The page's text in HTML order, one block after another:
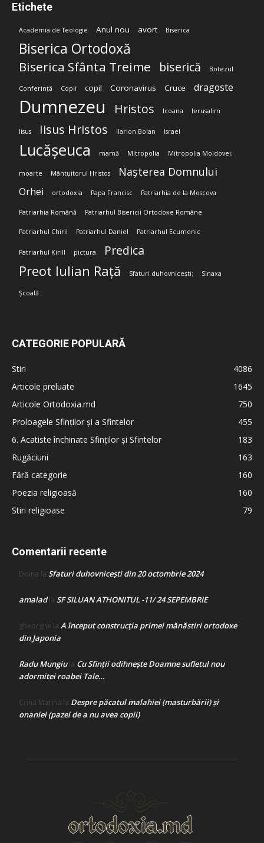
Etichete
Academia de Teologie Anul nou avort Biserica
Biserica Ortodoxă
Biserica Sfânta Treime biserică Botezul
Conferință Copii copil Coronavirus Cruce dragoste
Dumnezeu Hristos Icoana Ierusalim
Iisus Iisus Hristos Ilarion Boian Israel
Lucășeuca mamă Mitropolia Mitropolia Moldovei;
moarte Mântuitorul Hristos Nașterea Domnului
Orhei ortodoxia Papa Francisc Patriarhia de la Moscova
Patriarhia Română Patriarhul Bisericii Ortodoxe Române
Patriarhul Chiril Patriarhul Daniel Patriarhul Ecumenic
Patriarhul Kirill pictura Predica
Preot Iulian Rață Sfaturi duhovnicești; Sinaxa
Școală
CATEGORIE POPULARĂ
Stiri
4086
Articole preluate
1645
Articole Ortodoxia.md
750
Proloagele Sfinților și a Sfintelor
455
6. Acatiste închinate Sfinților și Sfintelor
183
Rugăciuni
163
Fără categorie
160
Poezia religioasă
160
Stiri religioase
79
Comentarii recente
Doina la Sfaturi duhovnicești din 20 octombrie 2024
amaladla SF SILUAN ATHONITUL -11/ 24 SEPEMBRIE
gheorghe la A început construcţia primei mănăstiri ortodoxe
din Japonia
Radu Mungiula Cu Sfinții odihnește Doamne sufletul nou
adormitei roabei Tale…
Crina Marina la Despre păcatul malahiei (masturbării) şi
onaniei (pazei de a nu avea copii)